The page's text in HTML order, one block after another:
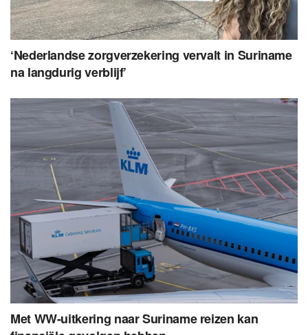
‘Nederlandse zorgverzekering vervalt in Suriname
na langdurig verblijf’
Met WW-uitkering naar Suriname reizen kan